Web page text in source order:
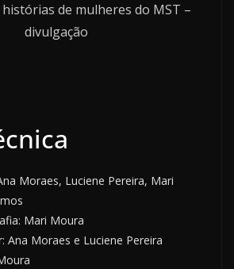
de mulheres do MST –
divulgação
Moraes, Luciene Pereira, Mari
Mari Moura
Ana Moraes e Luciene Pereira